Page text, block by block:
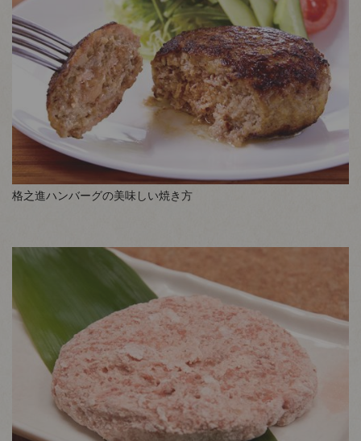
格之進ハンバーグの美味しい焼き方